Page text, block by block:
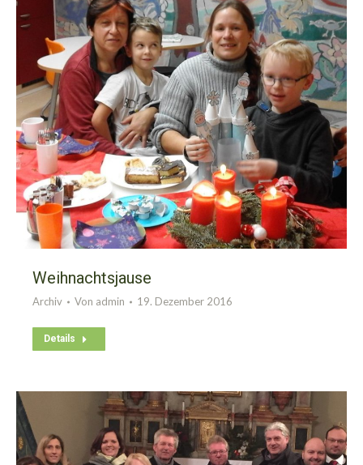
Weihnachtsjause
Archiv Von admin 19. Dezember 2016
Details